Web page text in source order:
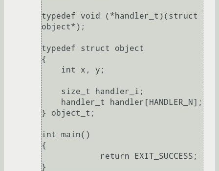
typedef void (*handler_t)(struct
object*);
typedef struct object
{
} object_t;
int main()
{